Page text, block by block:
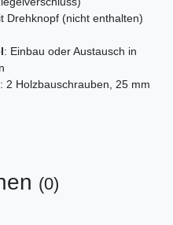
Drehknopf (nicht enthalten)
: Einbau oder Austausch in
: 2 Holzbauschrauben, 25 mm
(0)